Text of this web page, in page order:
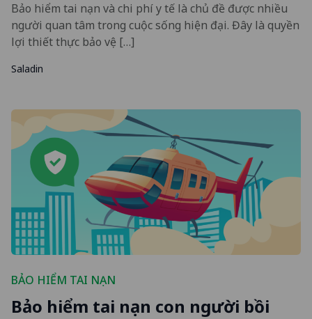
Bảo hiểm tai nạn và chi phí y tế là chủ đề được nhiều
người quan tâm trong cuộc sống hiện đại. Đây là quyền
lợi thiết thực bảo vệ […]
Saladin
BẢO HIỂM TAI NẠN
Bảo hiểm tai nạn con người bồi